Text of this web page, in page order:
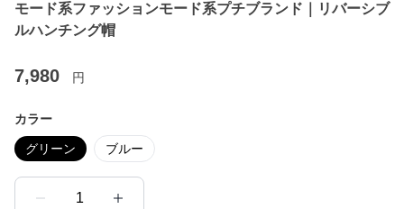
モード系ファッションモード系プチブランド｜リバーシブ
ルハンチング帽
7,980 円
カラー
グリーン ブルー
1